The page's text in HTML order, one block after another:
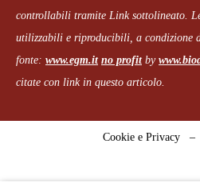
controllabili tramite Link sottolineato.
utilizzabili e riproducibili, a condizione
fonte: www.egm.it no profitby
citate con link in questo articolo.
Cookie e Privacy –